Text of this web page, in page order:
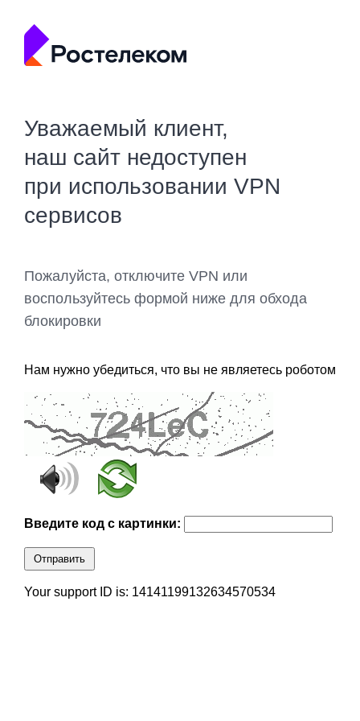
Уважаемый клиент,
наш сайт недоступен
при использовании VPN
сервисов
Пожалуйста, отключите VPN или
воспользуйтесь формой ниже для обхода
блокировки
Нам нужно убедиться, что вы не являетесь роботом
Введите код с картинки:
Отправить
Your support ID is: 14141199132634570534